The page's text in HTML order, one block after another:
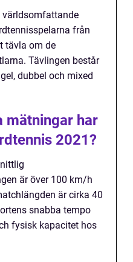
världsomfattande
från
tävla om de
Tävlingen består
dubbel och mixed
mätningar har
2021?
är över 100 km/h
är cirka 40
snabba tempo
fysisk kapacitet hos